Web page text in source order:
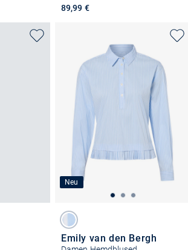
89,99 €
Neu
Emily van den Bergh